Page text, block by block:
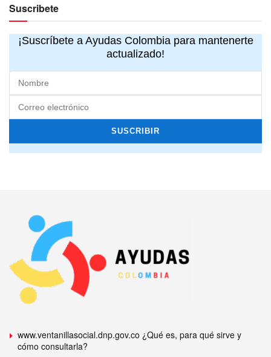
Suscribete
¡Suscríbete a Ayudas Colombia para mantenerte
actualizado!
www.ventanillasocial.dnp.gov.co ¿Qué es, para qué sirve y
cómo consultarla?